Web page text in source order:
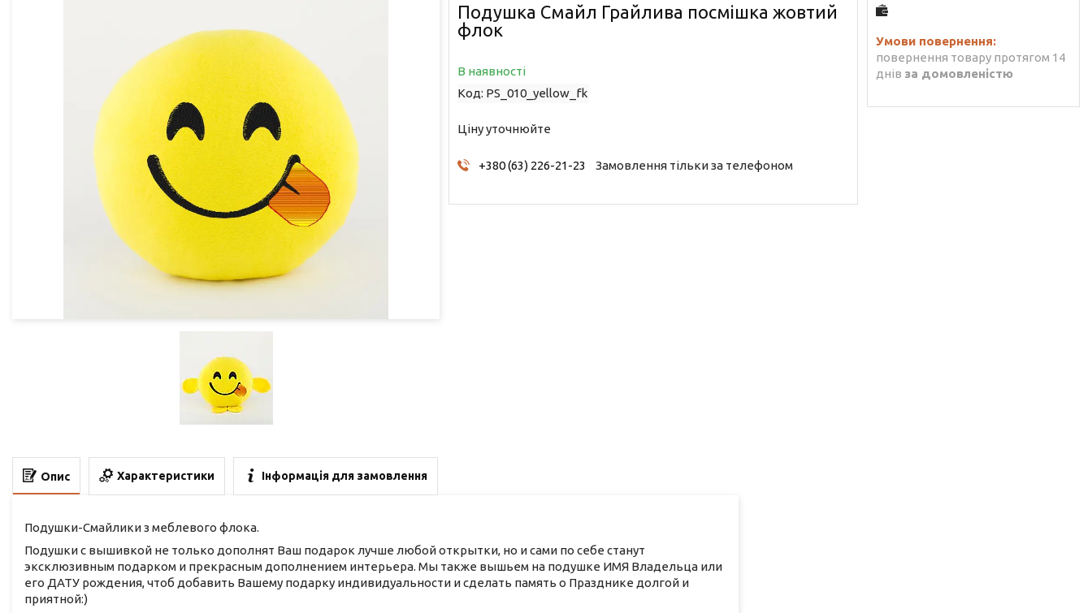
Подушка Смайл Грайлива посмішка жовтий
флок
В наявності
Код: PS_010_yellow_fk
Ціну уточнюйте
+380 (63) 226-21-23 Замовлення тільки за телефоном
повернення товару протягом 14
днів за домовленістю
Опис Характеристики Інформація для замовлення
Подушки-Смайлики з меблевого флока.
Подушки с вышивкой не только дополнят Ваш подарок лучше любой открытки, но и сами по себе станут
эксклюзивным подарком и прекрасным дополнением интерьера. Мы также вышьем на подушке ИМЯ Владельца или
его ДАТУ рождения, чтоб добавить Вашему подарку индивидуальности и сделать память о Празднике долгой и
приятной:)